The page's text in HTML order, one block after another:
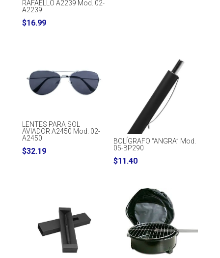
RAFAELLO A2239 Mod. 02-
A2239
$16.99
LENTES PARA SOL
AVIADOR A2450 Mod. 02-
A2450
$32.19
BOLÍGRAFO “ANGRA” Mod.
05-BP290
$11.40